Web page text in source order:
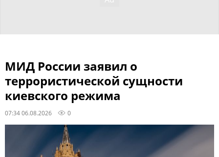
МИД России заявил о
террористической сущности
киевского режима
07:34 06.08.2026 0